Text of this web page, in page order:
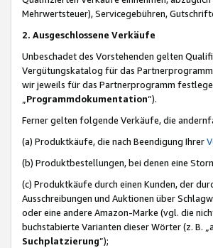
Mehrwertsteuer), Servicegebühren,
2. Ausgeschlossene Verkäufe
Unbeschadet des Vorstehenden gelten
Vergütungskatalog für das
wir jeweils für das Partnerprogramm
Programmdokumentation“).
Ferner gelten folgende Verkäufe, die
(a) Produktkäufe, die nach Beendigung Ihrer
(b) Produktbestellungen, bei denen eine
(c) Produktkäufe durch einen Kunden, der
Ausschreibungen und Auktionen über
oder eine andere Amazon-Marke (vgl. die
buchstabierte Varianten dieser Wörter (z. B.
Suchplatzierung”);